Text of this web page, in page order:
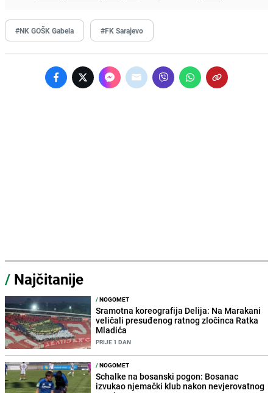
#NK GOŠK Gabela #FK Sarajevo
/ Najčitanije
/NOGOMET
Sramotna koreografija Delija: Na Marakani
veličali presuđenog ratnog zločinca Ratka
Mladića
PRIJE 1 DAN
/NOGOMET
Schalke na bosanski pogon: Bosanac
izvukao njemački klub nakon nevjerovatnog